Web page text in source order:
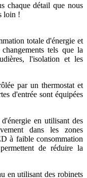
chaque détail que nous
loin !
totale d'énergie et
tels que la
l'isolation et les
par un thermostat et
d'entrée sont équipées
en utilisant des
dans les zones
à faible consommation
de réduire la
en utilisant des robinets